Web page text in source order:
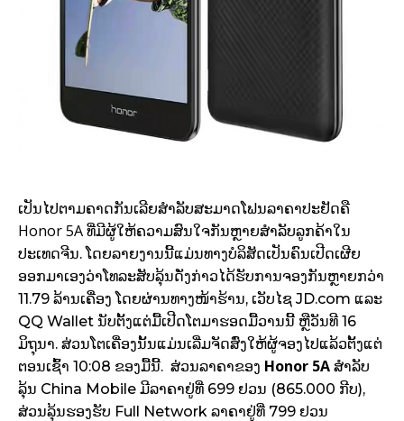
ເປັນໄປຕາມຄາດກັນເລີຍສຳລັບສະມາດໂຟນລາຄາປະຢັດຄື
Honor 5A ທີ່ມີຜູ້ໃຫ້ຄວາມສົນໃຈກັນຫຼາຍສຳລັບລູກຄ້າໃນ
ປະເທດຈີນ. ໂດຍລາຍງານນີ້ແມ່ນທາງບໍລິສັດເປັນຄົນເປີດເຜີຍ
ອອກມາເອງວ່າໂທລະສັບລຸ້ນດັ່ງກ່າວໄດ້ຮັບການຈອງກັນຫຼາຍກວ່າ
11.79 ລ້ານເຄື່ອງ ໂດຍຜ່ານທາງໜ້າຮ້ານ, ເວັບໄຊ JD.com ແລະ
QQ Wallet ນັບຕັ້ງແຕ່ມື້ເປີດໂຕມາຮອດມື້ວານນີ້ ຫຼືວັນທີ 16
ມິຖຸນາ. ສ່ວນໂຕເຄື່ອງນັ້ນແມ່ນເລີ່ມຈັດສົ່ງໃຫ້ຜູ້ຈອງໄປແລ້ວຕັ້ງແຕ່
ຕອນເຊົ້າ 10:08 ຂອງມື້ນີ້. ສ່ວນລາຄາຂອງ Honor 5A ສຳລັບ
ລຸ້ນ China Mobile ມີລາຄາຢູ່ທີ່ 699 ຢວນ (865.000 ກີບ),
ສ່ວນລຸ້ນຮອງຮັບ Full Network ລາຄາຢູ່ທີ່ 799 ຢວນ